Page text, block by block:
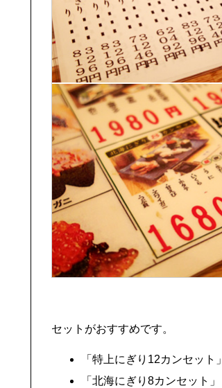
セットがおすすめです。
「特上にぎり12カンセット」
「北海にぎり8カンセット」